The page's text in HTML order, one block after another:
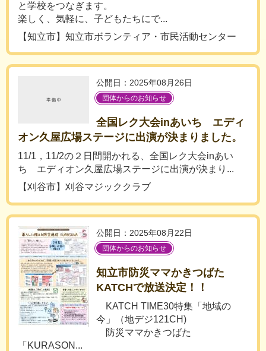
と学校をつなぎます。
楽しく、気軽に、子どもたちにで...
【知立市】知立市ボランティア・市民活動センター
公開日：2025年08月26日
団体からのお知らせ
全国レク大会inあいち エディ
オン久屋広場ステージに出演が決まりました。
11/1，11/2の２日間開かれる、全国レク大会inあい
ち エディオン久屋広場ステージに出演が決まり...
【刈谷市】刈谷マジッククラブ
公開日：2025年08月22日
団体からのお知らせ
知立市防災ママかきつばた
KATCHで放送決定！！
KATCH TIME30特集「地域の
今」（地デジ121CH)
防災ママかきつばた
「KURASON...